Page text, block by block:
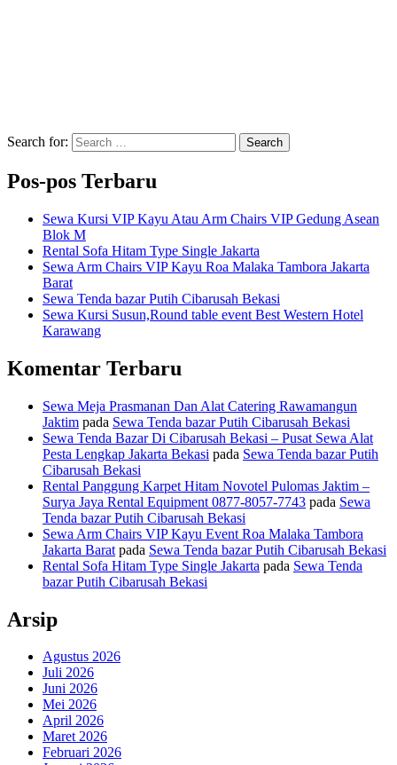
Search for: Search
Pos-pos Terbaru
Sewa Kursi VIP Kayu Atau Arm Chairs VIP Gedung Asean
Blok M
Rental Sofa Hitam Type Single Jakarta
Sewa Arm Chairs VIP Kayu Roa Malaka Tambora Jakarta
Barat
Sewa Tenda bazar Putih Cibarusah Bekasi
Sewa Kursi Susun,Round table event Best Western Hotel
Karawang
Komentar Terbaru
Sewa Meja Prasmanan Dan Alat Catering Rawamangun
Jaktim pada Sewa Tenda bazar Putih Cibarusah Bekasi
Sewa Tenda Bazar Di Cibarusah Bekasi – Pusat Sewa Alat
Pesta Lengkap Jakarta Bekasi pada Sewa Tenda bazar Putih
Cibarusah Bekasi
Rental Panggung Karpet Hitam Novotel Pulomas Jaktim –
Surya Jaya Rental Equipment 0877-8057-7743 pada Sewa
Tenda bazar Putih Cibarusah Bekasi
Sewa Arm Chairs VIP Kayu Event Roa Malaka Tambora
Jakarta Barat pada Sewa Tenda bazar Putih Cibarusah Bekasi
Rental Sofa Hitam Type Single Jakarta pada Sewa Tenda
bazar Putih Cibarusah Bekasi
Arsip
Agustus 2026
Juli 2026
Juni 2026
Mei 2026
April 2026
Maret 2026
Februari 2026